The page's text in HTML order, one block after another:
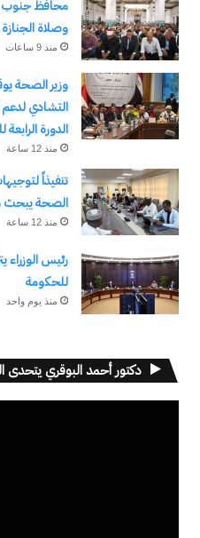
محافظ جنوب
وصلاة
منذ 9 ساعات
وزير الصحة
التشادي
الدورة
منذ 12 ساعة
تنفيذاً
الصحة يبحث
منذ 12 ساعة
رئيس الوزراء
للحكومة
منذ يوم واحد
دكتور أحمد البوقري يتحدى